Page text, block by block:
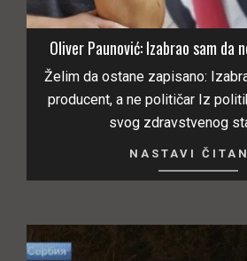
Oliver Paunović: Izabrao sam da
Želim da ostane zapisano:
producent, a ne političar Iz
svog zdravstvenog
NASTAVI